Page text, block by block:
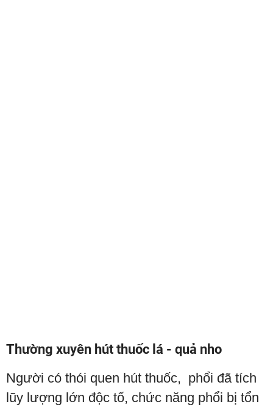
Thường xuyên hút thuốc lá - quả nho
Người có thói quen hút thuốc, phổi đã tích
lũy lượng lớn độc tố, chức năng phổi bị tổn